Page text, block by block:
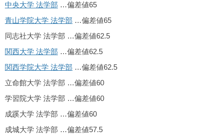
中央大学 法学部 …偏差値65
青山学院大学 法学部 …偏差値65
同志社大学 法学部 …偏差値62.5
関西大学 法学部 …偏差値62.5
関西学院大学 法学部 …偏差値62.5
立命館大学 法学部 …偏差値60
学習院大学 法学部 …偏差値60
成蹊大学 法学部 …偏差値60
成城大学 法学部 …偏差値57.5